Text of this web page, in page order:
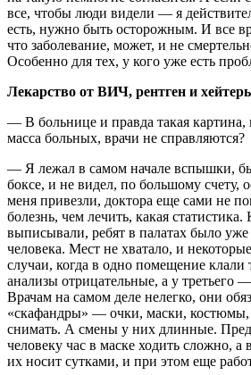
все, чтобы люди видели — я
есть, нужно быть осторожным. И все
что заболевание, может, и не
Особенно для тех, у кого уже есть
Лекарство от ВИЧ, рентген и
— В больнице и правда такая
масса больных, врачи не справляются?
— Я лежал в самом начале вспышки,
боксе, и не видел, по большому счету,
меня привезли, доктора еще сами не
болезнь, чем лечить, какая статистика.
выписывали, ребят в палатах было
человека. Мест не хватало, и
случаи, когда в одно помещение клали
анализы отрицательные, а у третьего
Врачам на самом деле нелегко, они
«скафандры» — очки, маски, костюмы,
снимать. А смены у них длинные.
человеку час в маске ходить сложно, а
их носит сутками, и при этом еще